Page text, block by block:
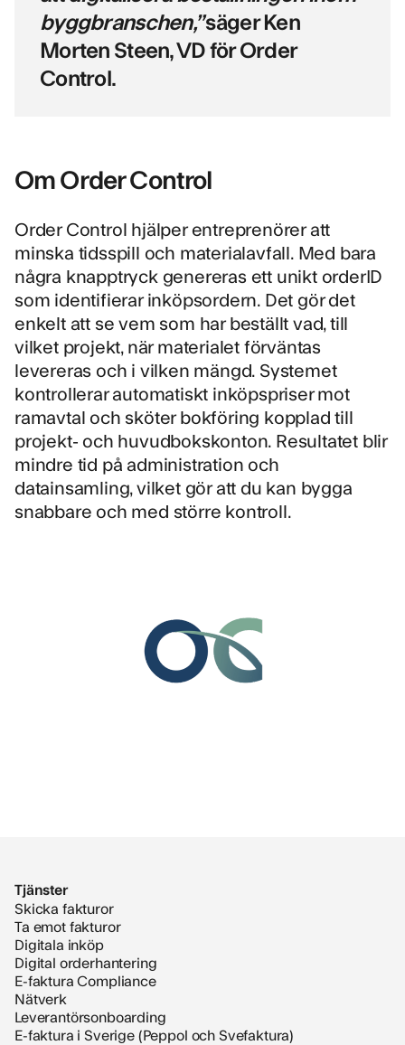
byggbranschen,”säger Ken
Morten Steen, VD för Order
Control.
Om Order Control
Order Control hjälper entreprenörer att
minska tidsspill och materialavfall. Med bara
några knapptryck genereras ett unikt orderID
som identifierar inköpsordern. Det gör det
enkelt att se vem som har beställt vad, till
vilket projekt, när materialet förväntas
levereras och i vilken mängd. Systemet
kontrollerar automatiskt inköpspriser mot
ramavtal och sköter bokföring kopplad till
projekt- och huvudbokskonton. Resultatet blir
mindre tid på administration och
datainsamling, vilket gör att du kan bygga
snabbare och med större kontroll.
Tjänster
Skicka fakturor
Ta emot fakturor
Digitala inköp
Digital orderhantering
E-faktura Compliance
Nätverk
Leverantörsonboarding
E-faktura i Sverige (Peppol och Svefaktura)